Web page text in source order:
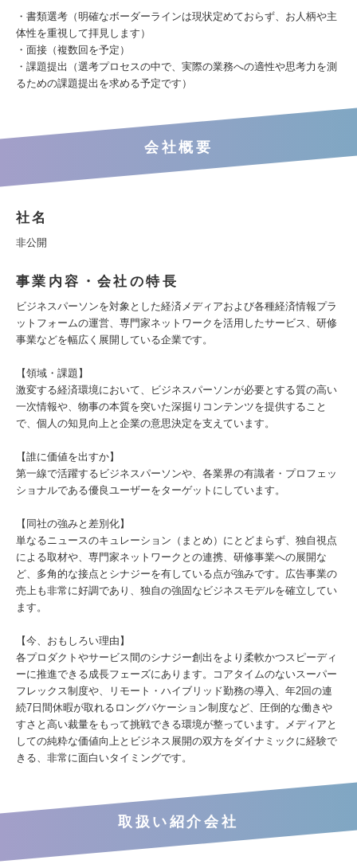
・書類選考（明確なボーダーラインは現状定めておらず、お人柄や主
体性を重視して拝見します）
・面接（複数回を予定）
・課題提出（選考プロセスの中で、実際の業務への適性や思考力を測
るための課題提出を求める予定です）
会社概要
社名
非公開
事業内容・会社の特長
ビジネスパーソンを対象とした経済メディアおよび各種経済情報プラ
ットフォームの運営、専門家ネットワークを活用したサービス、研修
事業などを幅広く展開している企業です。
【領域・課題】
激変する経済環境において、ビジネスパーソンが必要とする質の高い
一次情報や、物事の本質を突いた深掘りコンテンツを提供すること
で、個人の知見向上と企業の意思決定を支えています。
【誰に価値を出すか】
第一線で活躍するビジネスパーソンや、各業界の有識者・プロフェッ
ショナルである優良ユーザーをターゲットにしています。
【同社の強みと差別化】
単なるニュースのキュレーション（まとめ）にとどまらず、独自視点
による取材や、専門家ネットワークとの連携、研修事業への展開な
ど、多角的な接点とシナジーを有している点が強みです。広告事業の
売上も非常に好調であり、独自の強固なビジネスモデルを確立してい
ます。
【今、おもしろい理由】
各プロダクトやサービス間のシナジー創出をより柔軟かつスピーディ
ーに推進できる成長フェーズにあります。コアタイムのないスーパー
フレックス制度や、リモート・ハイブリッド勤務の導入、年2回の連
続7日間休暇が取れるロングバケーション制度など、圧倒的な働きや
すさと高い裁量をもって挑戦できる環境が整っています。メディアと
しての純粋な価値向上とビジネス展開の双方をダイナミックに経験で
きる、非常に面白いタイミングです。
取扱い紹介会社